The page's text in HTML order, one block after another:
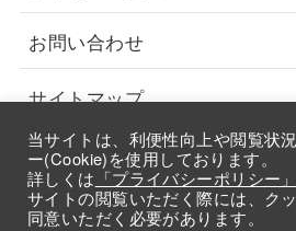
お問い合わせ
サイトマップ
採用情報
当サイトは、利便性向上や閲覧状
ー(Cookie)を使用しております。
詳しくは 「プライバシーポリシー」
サイトの閲覧いただく際には、ク
同意いただく必要があります。